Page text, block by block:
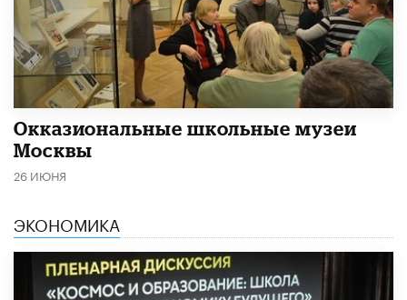
​Окказиональные школьные музеи
Москвы
26 ИЮНЯ
ЭКОНОМИКА